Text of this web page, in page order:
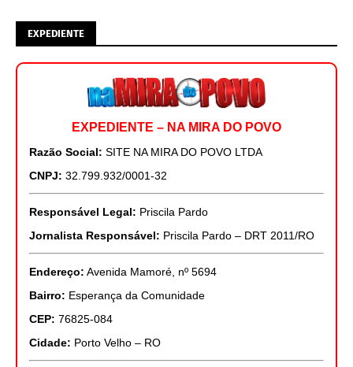
EXPEDIENTE
EXPEDIENTE – NA MIRA DO POVO
Razão Social: SITE NA MIRA DO POVO LTDA
CNPJ: 32.799.932/0001-32
Responsável Legal: Priscila Pardo
Jornalista Responsável: Priscila Pardo – DRT 2011/RO
Endereço: Avenida Mamoré, nº 5694
Bairro: Esperança da Comunidade
CEP: 76825-084
Cidade: Porto Velho – RO